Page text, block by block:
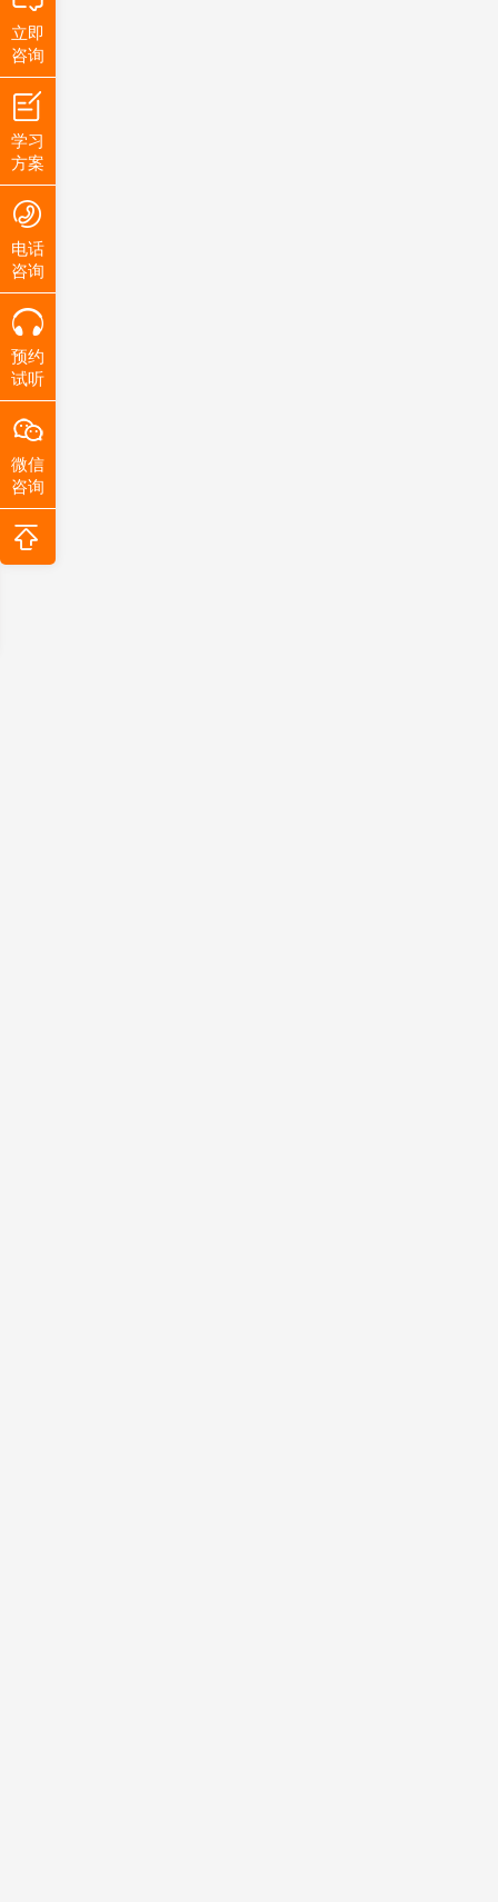
立即
咨询
学习
方案
电话
咨询
预约
试听
微信
咨询